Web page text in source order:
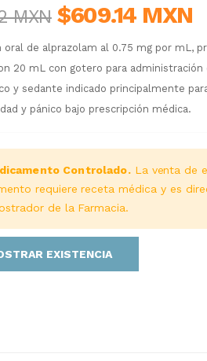
MXN $609.14 MXN
oral de alprazolam al 0.75 mg por mL,
20 mL con gotero para administración
y sedante indicado principalmente
y pánico bajo prescripción médica.
Controlado.La venta de
requiere receta médica y es
de la Farmacia.
EXISTENCIA